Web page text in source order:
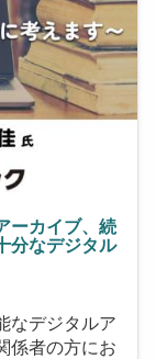
ーカイブ、続
分なデジタル
なデジタルア
係者の方にお